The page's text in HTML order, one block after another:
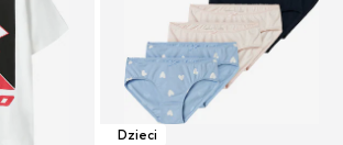
Dzieci